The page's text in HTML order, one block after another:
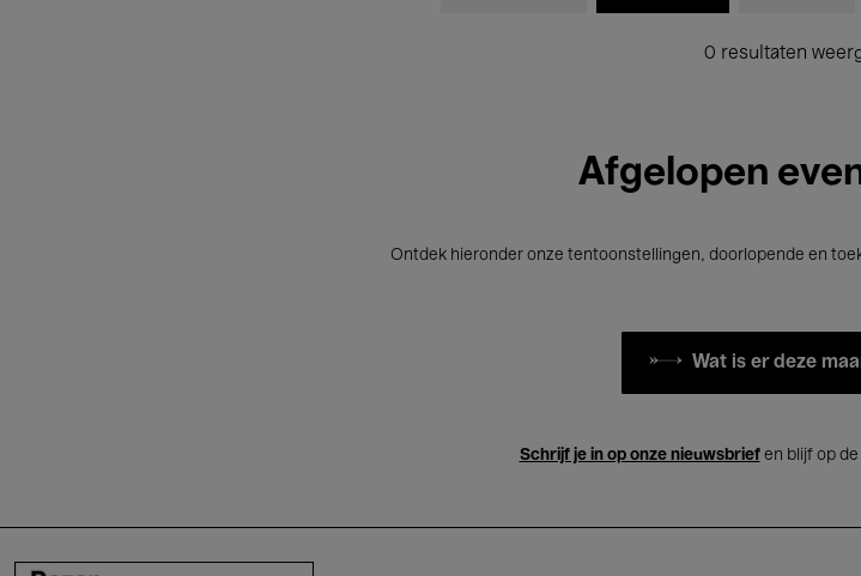
0 resultaten
Afgelopen
Ontdek hieronder onze tentoonstellingen, doorlopende en
Wat is er deze
Schrijf je in op onze nieuwsbriefen blijf op de